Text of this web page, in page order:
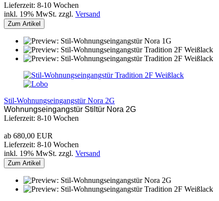
Lieferzeit: 8-10 Wochen
inkl. 19% MwSt. zzgl. Versand
Zum Artikel
Stil-Wohnungseingangstür Nora 2G
Wohnungseingangstür Stiltür Nora 2G
Lieferzeit: 8-10 Wochen
ab 680,00 EUR
Lieferzeit: 8-10 Wochen
inkl. 19% MwSt. zzgl. Versand
Zum Artikel